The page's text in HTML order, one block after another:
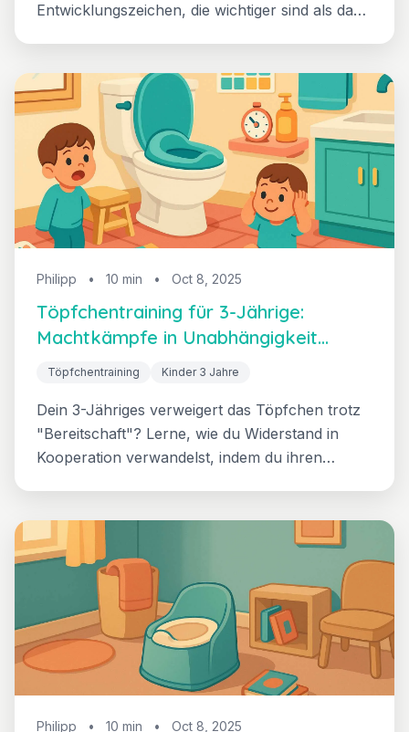
Entwicklungszeichen, die wichtiger sind als das
den Zeitplan deines Kleinkindes respektiert.
Philipp • 10 min • Oct 8, 2025
Töpfchentraining für 3-Jährige:
Machtkämpfe in Unabhängigkeit
verwandeln
Töpfchentraining Kinder 3 Jahre
Dein 3-Jähriges verweigert das Töpfchen trotz
"Bereitschaft"? Lerne, wie du Widerstand in
Kooperation verwandelst, indem du ihren
der wirklich funktioniert.
Philipp • 10 min • Oct 8, 2025